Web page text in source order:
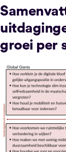
groei per